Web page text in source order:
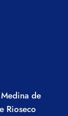
de
Rioseco